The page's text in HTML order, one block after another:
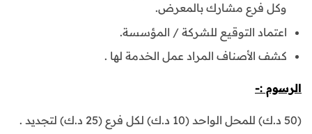
وكل فرع مشارك بالمعرض.
اعتماد التوقيع للشركة / المؤسسة.
كشف الأصناف المراد عمل الخدمة لها .
الرسوم :-
(50 د.ك) للمحل الواحد (10 د.ك) لكل فرع (25 د.ك) لتجديد .